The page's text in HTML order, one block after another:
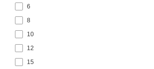
6
8
10
12
15